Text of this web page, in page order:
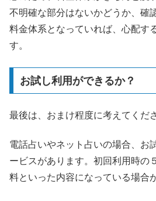
不明確な部分はないかどうか、確
料金体系となっていれば、心配す
す。
お試し利用ができるか？
最後は、おまけ程度に考えてくだ
電話占いやネット占いの場合、お
ービスがあります。初回利用時の
料といった内容になっている場合